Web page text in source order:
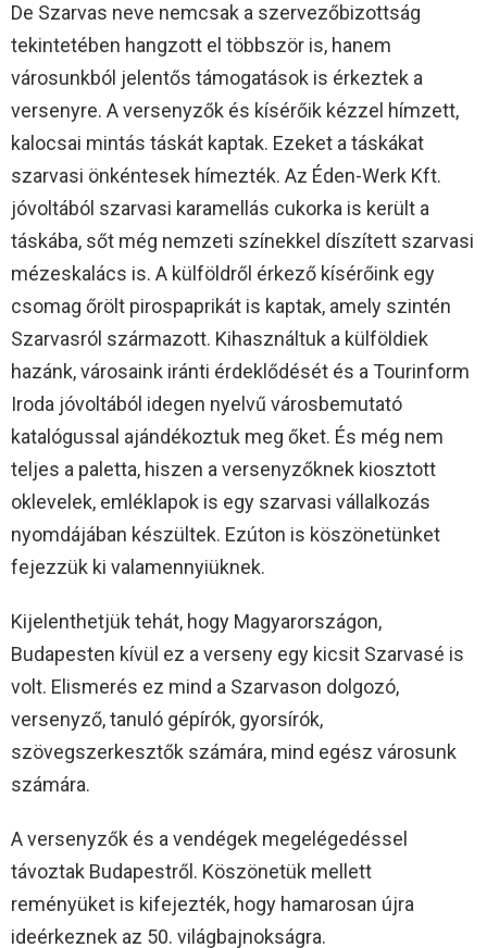
De Szarvas neve nemcsak a szervezőbizottság
tekintetében hangzott el többször is, hanem
városunkból jelentős támogatások is érkeztek a
versenyre. A versenyzők és kísérőik kézzel hímzett,
kalocsai mintás táskát kaptak. Ezeket a táskákat
szarvasi önkéntesek hímezték. Az Éden-Werk Kft.
jóvoltából szarvasi karamellás cukorka is került a
táskába, sőt még nemzeti színekkel díszített szarvasi
mézeskalács is. A külföldről érkező kísérőink egy
csomag őrölt pirospaprikát is kaptak, amely szintén
Szarvasról származott. Kihasználtuk a külföldiek
hazánk, városaink iránti érdeklődését és a Tourinform
Iroda jóvoltából idegen nyelvű városbemutató
katalógussal ajándékoztuk meg őket. És még nem
teljes a paletta, hiszen a versenyzőknek kiosztott
oklevelek, emléklapok is egy szarvasi vállalkozás
nyomdájában készültek. Ezúton is köszönetünket
fejezzük ki valamennyiüknek.
Kijelenthetjük tehát, hogy Magyarországon,
Budapesten kívül ez a verseny egy kicsit Szarvasé is
volt. Elismerés ez mind a Szarvason dolgozó,
versenyző, tanuló gépírók, gyorsírók,
szövegszerkesztők számára, mind egész városunk
számára.
A versenyzők és a vendégek megelégedéssel
távoztak Budapestről. Köszönetük mellett
reményüket is kifejezték, hogy hamarosan újra
ideérkeznek az 50. világbajnokságra.